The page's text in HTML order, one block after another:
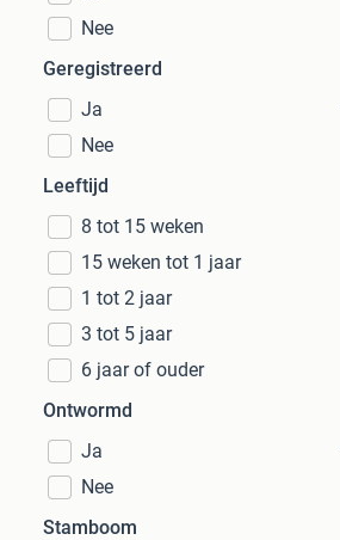
Nee
Geregistreerd
Ja
Nee
Leeftijd
8 tot 15 weken
15 weken tot 1 jaar
1 tot 2 jaar
3 tot 5 jaar
6 jaar of ouder
Ontwormd
Ja
Nee
Stamboom